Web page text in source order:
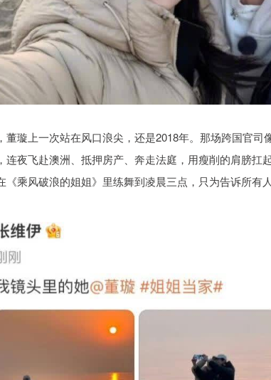
董璇上一次站在风口浪尖，还是2018年。那场跨国官
连夜飞赴澳洲、抵押房产、奔走法庭，用瘦削的肩膀扛
《乘风破浪的姐姐》里练舞到凌晨三点，只为告诉所有